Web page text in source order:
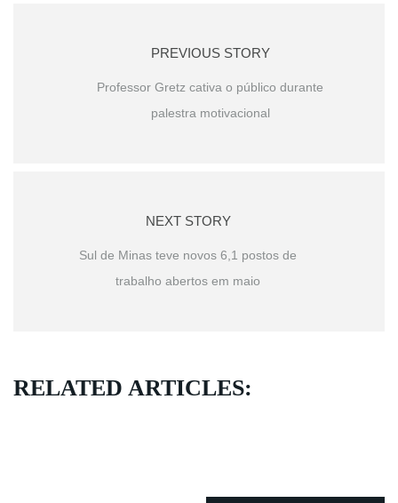
PREVIOUS STORY
Professor Gretz cativa o público durante
palestra motivacional
NEXT STORY
Sul de Minas teve novos 6,1 postos de
trabalho abertos em maio
RELATED ARTICLES: